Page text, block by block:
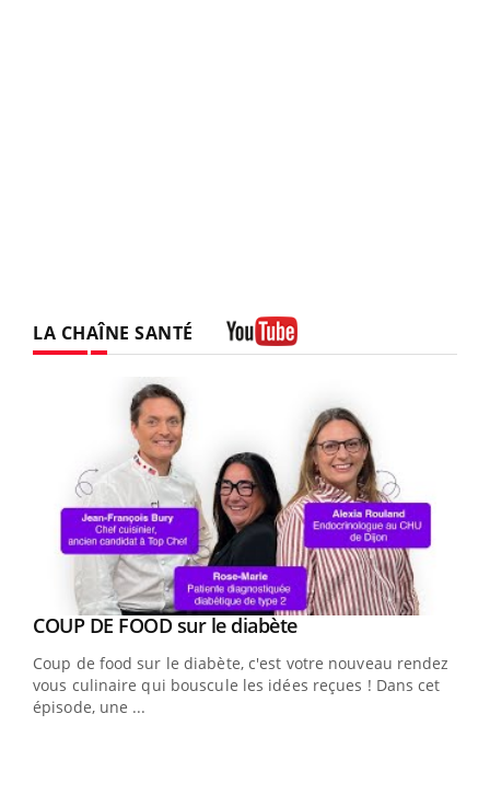
LA CHAÎNE SANTÉ
Youtube
COUP DE FOOD sur le diabèteYoutube
Coup de food sur le diabète, c'est votre nouveau rendez-
vous culinaire qui bouscule les idées reçues ! Dans cet
épisode, une ...